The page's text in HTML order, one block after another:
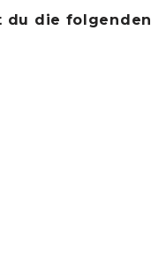
du die folgenden